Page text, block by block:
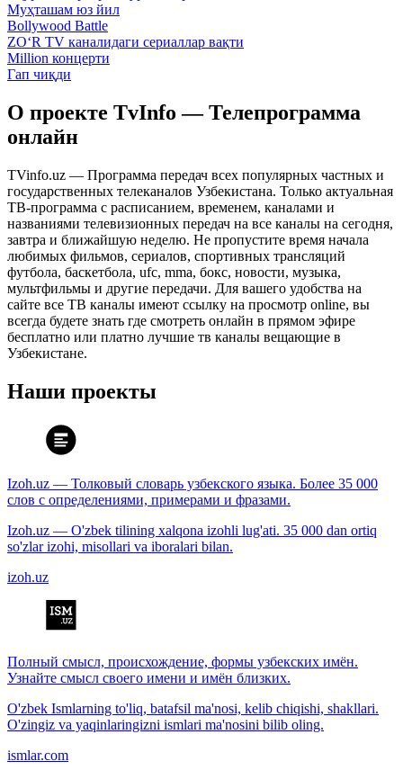
Муҳташам юз йил
Bollywood Battle
ZO‘R TV каналидаги сериаллар вақти
Million концерти
Гап чиқди
О проекте TvInfo — Телепрограмма
онлайн
TVinfo.uz — Программа передач всех популярных частных и
государственных телеканалов Узбекистана. Только актуальная
ТВ-программа с расписанием, временем, каналами и
названиями телевизионных передач на все каналы на сегодня,
завтра и ближайшую неделю. Не пропустите время начала
любимых фильмов, сериалов, спортивных трансляций
футбола, баскетбола, ufc, mma, бокс, новости, музыка,
мультфильмы и другие передачи. Для вашего удобства на
сайте все ТВ каналы имеют ссылку на просмотр online, вы
всегда будете знать где смотреть онлайн в прямом эфире
бесплатно или платно лучшие тв каналы вещающие в
Узбекистане.
Наши проекты
Izoh.uz — Толковый словарь узбекского языка. Более 35 000
слов с определениями, примерами и фразами.
Izoh.uz — O'zbek tilining xalqona izohli lug'ati. 35 000 dan ortiq
so'zlar izohi, misollari va iboralari bilan.
izoh.uz
Полный смысл, происхождение, формы узбекских имён.
Узнайте смысл своего имени и имён близких.
O'zbek Ismlarning to'liq, batafsil ma'nosi, kelib chiqishi, shakllari.
O'zingiz va yaqinlaringizni ismlari ma'nosini bilib oling.
ismlar.com